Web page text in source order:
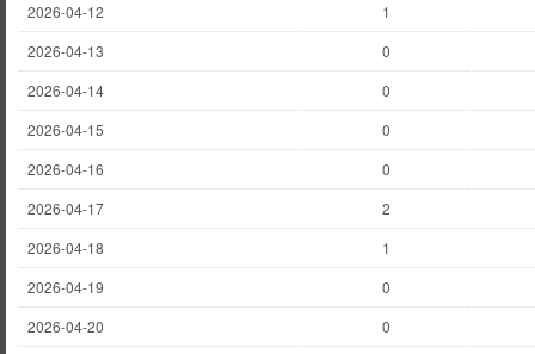
2026-04-12
1
2026-04-13
0
2026-04-14
0
2026-04-15
0
2026-04-16
0
2026-04-17
2
2026-04-18
1
2026-04-19
0
2026-04-20
0